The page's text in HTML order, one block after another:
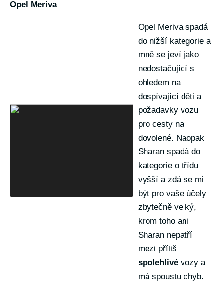
Opel Meriva
Opel Meriva spadá
do nižší kategorie a
mně se jeví jako
nedostačující s
ohledem na
dospívající děti a
požadavky vozu
pro cesty na
dovolené. Naopak
Sharan spadá do
kategorie o třídu
vyšší a zdá se mi
být pro vaše účely
zbytečně velký,
krom toho ani
Sharan nepatří
mezi příliš
spolehlivé vozy a
má spoustu chyb.